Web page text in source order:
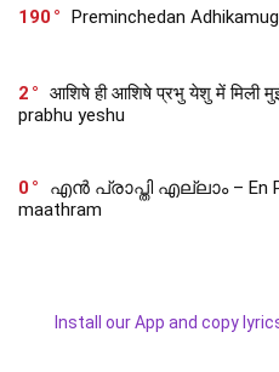
190 Preminchedan
2
आशिषे ही आशिषे प्रभु येशु में मिली
prabhu yeshu
0
എൻ പ്രാപ്തി എല്ലാം – En
maathram
Install our App and copy